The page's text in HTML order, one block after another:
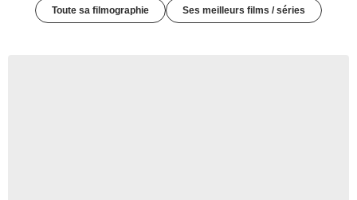
Toute sa filmographie Ses meilleurs films / séries